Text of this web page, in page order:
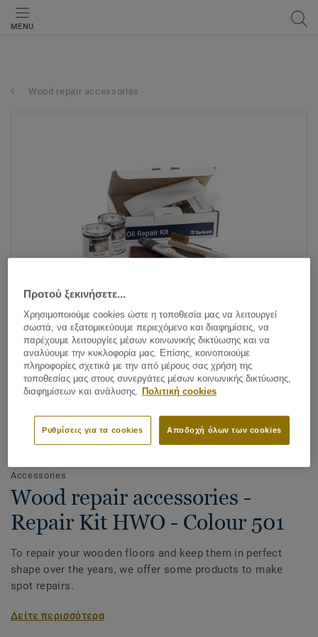
MENU
Wood repair accessories
Accessories
Wood repair accessories -
Repair Kit HWO - Colour 501
To repair your wooden floors and keep them in perfect
shape over the years, we offer some products to make
spot repairs.
Our Repair Boxes come with wax bars in different colours
Δείτε περισσότερα
Προτού ξεκινήσετε...
Χρησιμοποιούμε cookies ώστε η τοποθεσία μας να λειτουργεί
σωστά, να εξατομικεύουμε περιεχόμενο και διαφημίσεις, να
παρέχουμε λειτουργίες μέσων κοινωνικής δικτύωσης και να
αναλύουμε την κυκλοφορία μας. Επίσης, κοινοποιούμε
πληροφορίες σχετικά με την από μέρους σας χρήση της
τοποθεσίας μας στους συνεργάτες μέσων κοινωνικής δικτύωσης,
διαφημίσεων και ανάλυσης.
Πολιτική cookies
Αποδοχή όλων των cookies
Ρυθμίσεις για τα cookies